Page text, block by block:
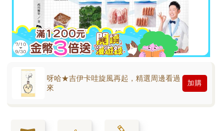
呀哈★吉伊卡哇旋風再起，精選周邊看過
來
加購